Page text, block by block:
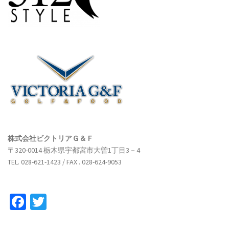
株式会社ビクトリアＧ＆Ｆ
〒320-0014 栃木県宇都宮市大曽1丁目3－4
TEL. 028-621-1423 / FAX . 028-624-9053
Facebook